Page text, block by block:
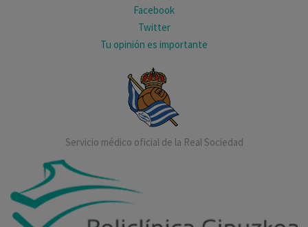
Facebook
Twitter
Tu opinión es importante
Servicio médico oficial de la Real Sociedad